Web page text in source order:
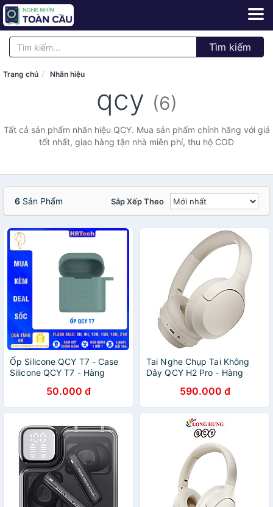
Tìm kiếm
Trang chủ Nhãn hiệu
qcy (6)
Tất cả sản phẩm nhãn hiệu QCY. Mua sản phẩm chính hãng với giá
tốt nhất, giao hàng tận nhà miễn phí, thu hộ COD
6 Sản Phẩm Sắp Xếp Theo
Ốp Silicone QCY T7 - Case
Silicone QCY T7 - Hàng
50.000 đ
Tai Nghe Chụp Tai Không
Dây QCY H2 Pro - Hàng
590.000 đ